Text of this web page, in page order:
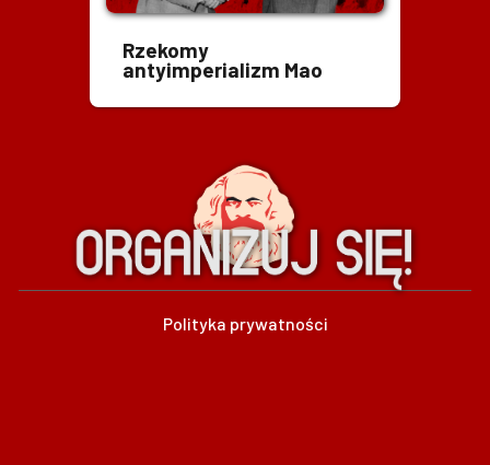
Rzekomy
antyimperializm Mao
Polityka prywatności